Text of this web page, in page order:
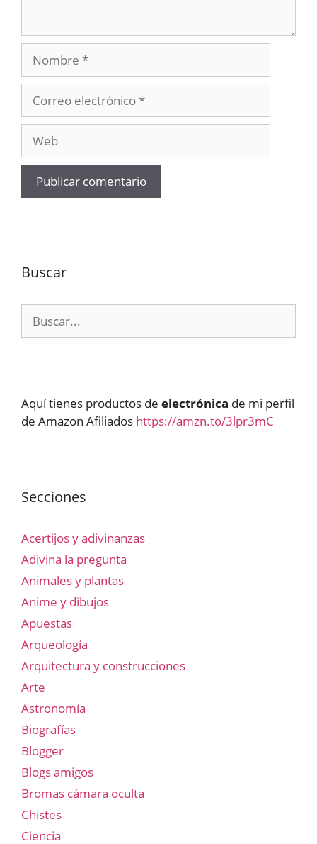
Nombre
electrónico
Buscar
Aquí tienes productos de electrónica de mi perfil
de Amazon Afiliados https://amzn.to/3lpr3mC
Secciones
Acertijos y adivinanzas
Adivina la pregunta
Animales y plantas
Anime y dibujos
Apuestas
Arqueología
Arquitectura y construcciones
Arte
Astronomía
Biografías
Blogger
Blogs amigos
Bromas cámara oculta
Chistes
Ciencia